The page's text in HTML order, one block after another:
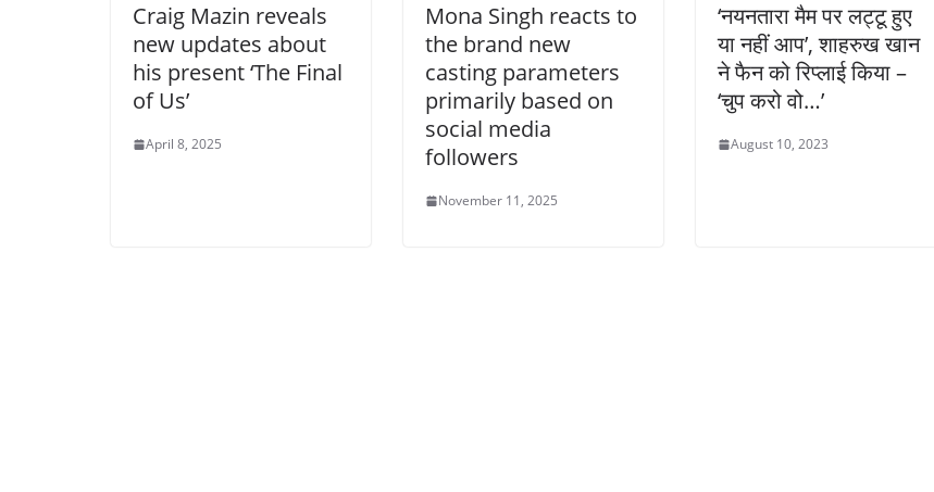
Craig Mazin reveals
new updates about
his present ‘The Final
of Us’
April 8, 2025
Mona Singh reacts to
the brand new
casting parameters
primarily based on
social media
followers
November 11, 2025
‘नयनतारा मैम पर लट्टू हुए
या नहीं आप’, शाहरुख खान
ने फैन को रिप्लाई किया –
‘चुप करो वो…’
August 10, 2023